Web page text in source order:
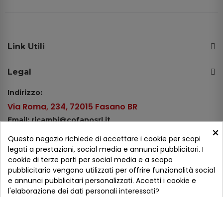
Link Utili
Legal
Indirizzo:
Via Roma, 234, 72015 Fasano BR
Email: ricambi@cofanosrl.it
Tel.: +39 080 44 13 478
WhatsApp: +39 334 98 51 100
Metodi di pagamento
×
Questo negozio richiede di accettare i cookie per scopi
legati a prestazioni, social media e annunci pubblicitari. I
cookie di terze parti per social media e a scopo
pubblicitario vengono utilizzati per offrire funzionalità social
e annunci pubblicitari personalizzati. Accetti i cookie e
l'elaborazione dei dati personali interessati?